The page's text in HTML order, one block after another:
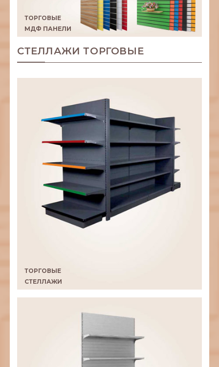
ТОРГОВЫЕ
МДФ ПАНЕЛИ
СТЕЛЛАЖИ ТОРГОВЫЕ
ТОРГОВЫЕ
СТЕЛЛАЖИ